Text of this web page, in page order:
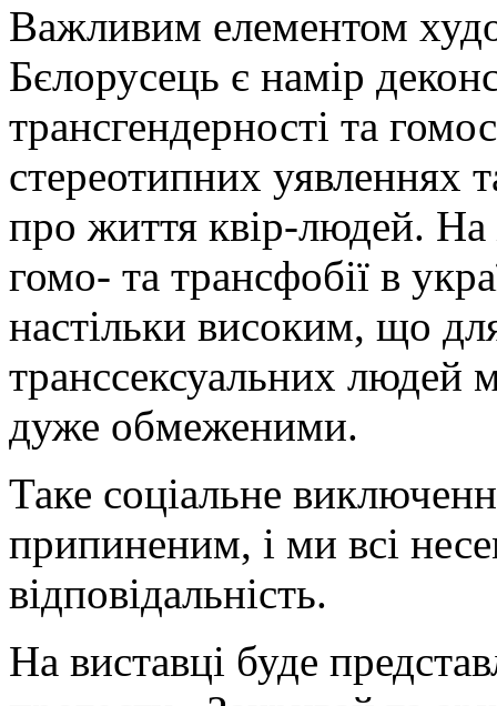
Важливим елементом
Бєлорусець є намір
трансгендерності та
стереотипних уявленнях
про життя квір-людей. На
гомо- та трансфобії в
настільки високим, що
транссексуальних людей
дуже обмеженими.
Таке соціальне
припиненим, і ми всі
відповідальність.
На виставці буде